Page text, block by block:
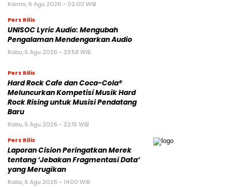
Kamis, 6 Agu 2026 - 02:00 WIB
Pers Rilis
UNISOC Lyric Audio: Mengubah
Pengalaman Mendengarkan Audio
Rabu, 5 Agu 2026 - 23:58 WIB
Pers Rilis
Hard Rock Cafe dan Coca-Cola®
Meluncurkan Kompetisi Musik Hard
Rock Rising untuk Musisi Pendatang
Baru
Rabu, 5 Agu 2026 - 22:15 WIB
Pers Rilis
Laporan Cision Peringatkan Merek
tentang ‘Jebakan Fragmentasi Data’
yang Merugikan
Rabu, 5 Agu 2026 - 14:00 WIB